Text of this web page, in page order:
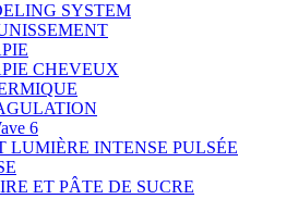
SYSTEM
CHEVEUX
6
LUMIÈRE INTENSE PULSÉE
ET PÂTE DE SUCRE